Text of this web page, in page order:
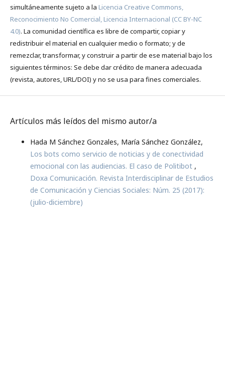
simultáneamente sujeto a la Licencia Creative Commons,
Reconocimiento No Comercial, Licencia Internacional (CC BY-NC
4.0). La comunidad científica es libre de compartir, copiar y
redistribuir el material en cualquier medio o formato; y de
remezclar, transformar, y construir a partir de ese material bajo los
siguientes términos: Se debe dar crédito de manera adecuada
(revista, autores, URL/DOI) y no se usa para fines comerciales.
Artículos más leídos del mismo autor/a
Hada M Sánchez Gonzales, María Sánchez González,
Los bots como servicio de noticias y de conectividad
emocional con las audiencias. El caso de Politibot ,
Doxa Comunicación. Revista Interdisciplinar de Estudios
de Comunicación y Ciencias Sociales: Núm. 25 (2017):
(julio-diciembre)